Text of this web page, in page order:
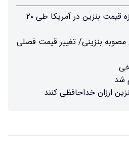
بیشترین افزایش یک روزه قیمت بنزین در آمریکا طی ۲۰
مصوبه بنزینی/ تغییر قیمت فصلی
شد
ارزان خداحافظی کنند